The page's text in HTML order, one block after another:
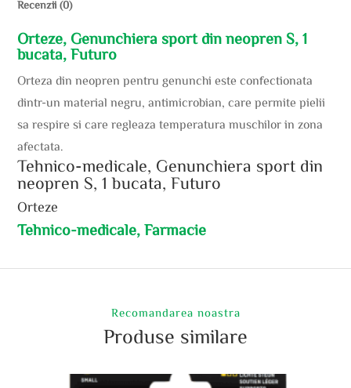
Recenzii (0)
Orteze, Genunchiera sport din neopren S, 1
bucata, Futuro
Orteza din neopren pentru genunchi este confectionata
dintr-un material negru, antimicrobian, care permite pielii
sa respire si care regleaza temperatura muschilor in zona
afectata.
Tehnico-medicale, Genunchiera sport din
neopren S, 1 bucata, Futuro
Orteze
Tehnico-medicale, Farmacie
Recomandarea noastra
Produse similare